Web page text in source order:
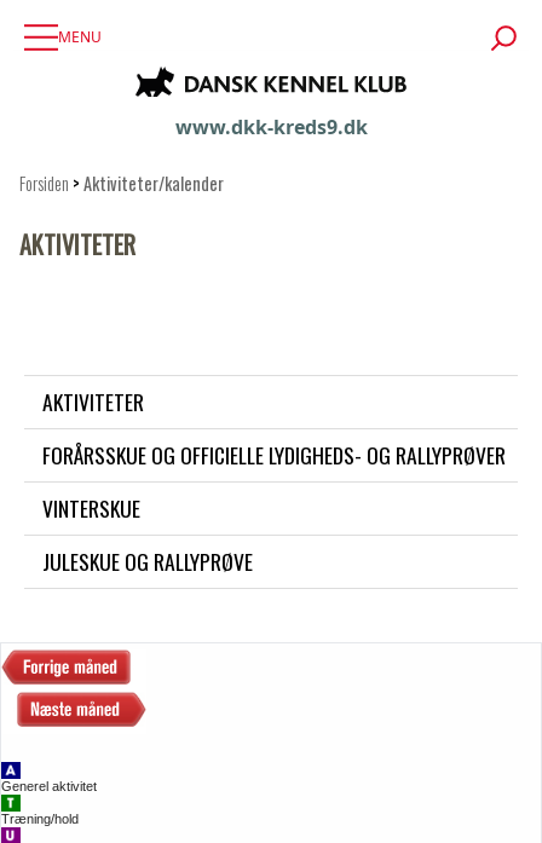
MENU
www.dkk-kreds9.dk
Forsiden >Aktiviteter/kalender
AKTIVITETER
AKTIVITETER
FORÅRSSKUE OG OFFICIELLE LYDIGHEDS- OG RALLYPRØVER
VINTERSKUE
JULESKUE OG RALLYPRØVE
Generel aktivitet
Træning/hold